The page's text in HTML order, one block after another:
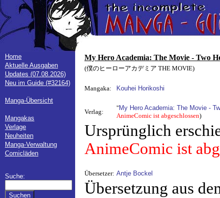
Home
Aktuelle Ausgaben
Updates (07.08.2026)
Neu im Guide (#32164)
Manga-Übersicht
Mangakas
Verlage
Neuheiten
Manga-Verwaltung
Comicläden
Suche:
My Hero Academia: The Movie - Two
(僕のヒーローアカデミア THE MOVIE)
Mangaka: Kouhei Horikoshi
Verlag:
"My Hero Academia: The Movie -
AnimeComic ist abgeschlossen)
Ursprünglich
AnimeComic ist
Übersetzer: Antje Bockel
Übersetzung aus